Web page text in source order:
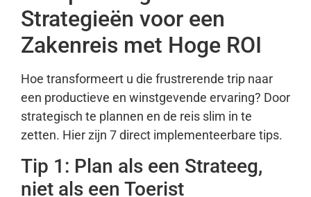
Strategieën voor een
Zakenreis met Hoge ROI
Hoe transformeert u die frustrerende trip naar
een productieve en winstgevende ervaring? Door
strategisch te plannen en de reis slim in te
zetten. Hier zijn 7 direct implementeerbare tips.
Tip 1: Plan als een Strateeg,
niet als een Toerist